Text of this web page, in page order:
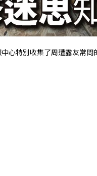
心特別收集了周遭露友常問